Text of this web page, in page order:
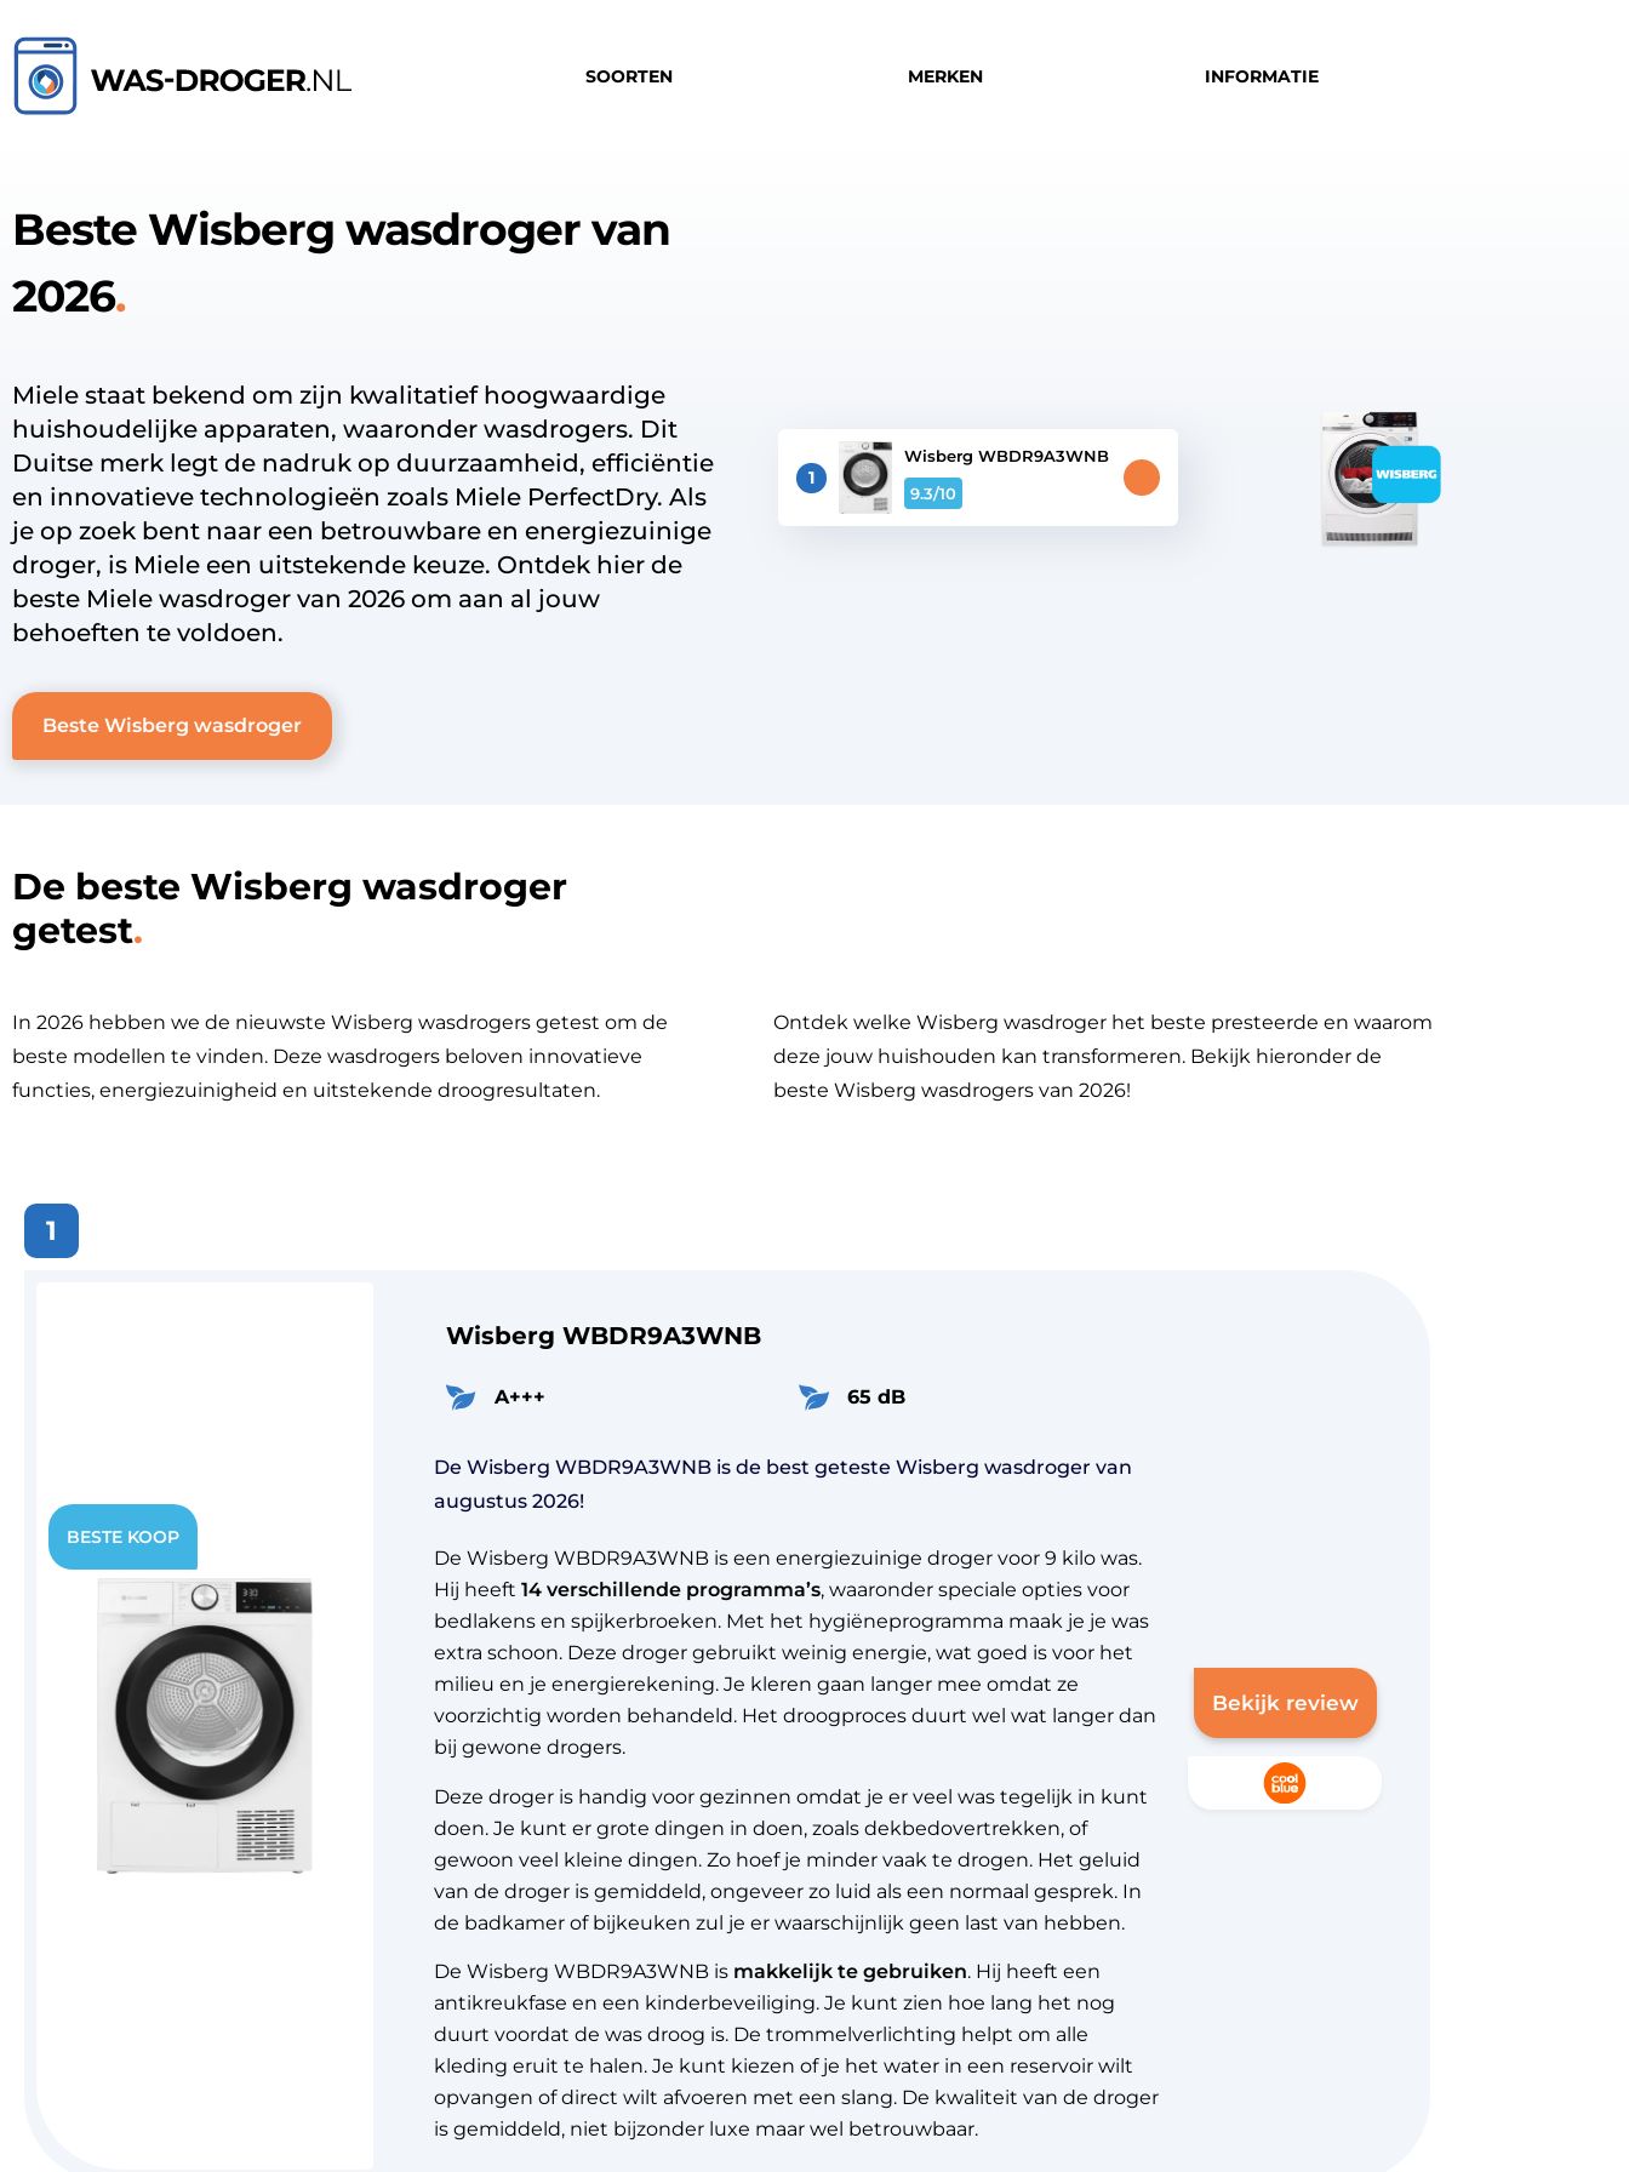
SOORTEN MERKEN INFORMATIE
Beste Wisberg wasdroger van
2026
Miele staat bekend om zijn kwalitatief hoogwaardige
huishoudelijke apparaten, waaronder wasdrogers. Dit
Duitse merk legt de nadruk op duurzaamheid, efficiëntie
en innovatieve technologieën zoals Miele PerfectDry. Als
je op zoek bent naar een betrouwbare en energiezuinige
droger, is Miele een uitstekende keuze. Ontdek hier de
beste Miele wasdroger van 2026 om aan al jouw
behoeften te voldoen.
Beste Wisberg wasdroger
1
Wisberg WBDR9A3WNB
9.3/10
De beste Wisberg wasdroger
getest
In 2026 hebben we de nieuwste Wisberg wasdrogers getest om de
beste modellen te vinden. Deze wasdrogers beloven innovatieve
functies, energiezuinigheid en uitstekende droogresultaten.
Ontdek welke Wisberg wasdroger het beste presteerde en waarom
deze jouw huishouden kan transformeren. Bekijk hieronder de
beste Wisberg wasdrogers van 2026!
1
Wisberg WBDR9A3WNB
A+++ 65 dB
De Wisberg WBDR9A3WNB is de best geteste Wisberg wasdroger van
augustus 2026!
De Wisberg WBDR9A3WNB is een energiezuinige droger voor 9 kilo was.
Hij heeft 14 verschillende programma’s, waaronder speciale opties voor
bedlakens en spijkerbroeken. Met het hygiëneprogramma maak je je was
extra schoon. Deze droger gebruikt weinig energie, wat goed is voor het
milieu en je energierekening. Je kleren gaan langer mee omdat ze
voorzichtig worden behandeld. Het droogproces duurt wel wat langer dan
bij gewone drogers.
Deze droger is handig voor gezinnen omdat je er veel was tegelijk in kunt
doen. Je kunt er grote dingen in doen, zoals dekbedovertrekken, of
gewoon veel kleine dingen. Zo hoef je minder vaak te drogen. Het geluid
van de droger is gemiddeld, ongeveer zo luid als een normaal gesprek. In
de badkamer of bijkeuken zul je er waarschijnlijk geen last van hebben.
De Wisberg WBDR9A3WNB is makkelijk te gebruiken. Hij heeft een
antikreukfase en een kinderbeveiliging. Je kunt zien hoe lang het nog
duurt voordat de was droog is. De trommelverlichting helpt om alle
kleding eruit te halen. Je kunt kiezen of je het water in een reservoir wilt
opvangen of direct wilt afvoeren met een slang. De kwaliteit van de droger
is gemiddeld, niet bijzonder luxe maar wel betrouwbaar.
Bekijk review